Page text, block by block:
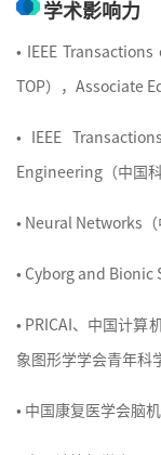
学术影响力
• IEEE
TOP），Associate
• IEEE
Engineering（中国
• Neural Networks
• Cyborg and Bionic
• PRICAI、中国计算
象图形学学会青年科
• 中国康复医学会脑